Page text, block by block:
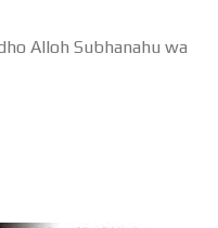
Alloh Subhanahu wa